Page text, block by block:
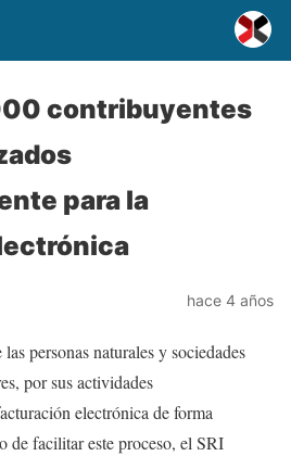
contribuyentes
para la
hace 4 años
personas naturales y sociedades
por sus actividades
electrónica de forma
de facilitar este proceso, el SRI